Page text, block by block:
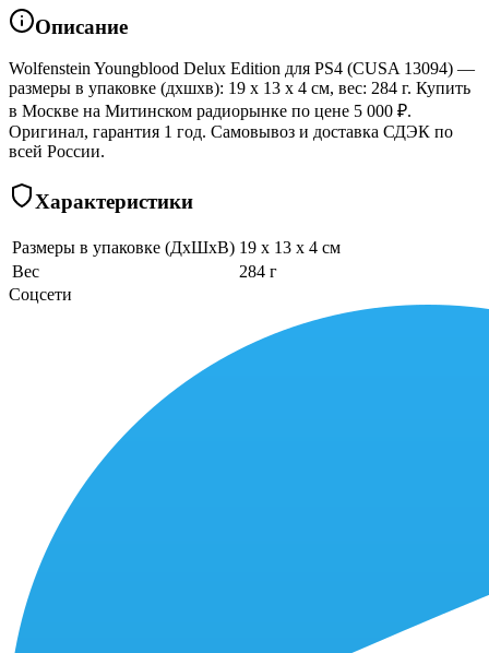
Описание
Wolfenstein Youngblood Delux Edition для PS4 (CUSA 13094) —
размеры в упаковке (дхшхв): 19 x 13 x 4 см, вес: 284 г. Купить
в Москве на Митинском радиорынке по цене 5 000 ₽.
Оригинал, гарантия 1 год. Самовывоз и доставка СДЭК по
всей России.
Характеристики
Размеры в упаковке (ДхШхВ) 19 x 13 x 4 см
Вес
284 г
Соцсети